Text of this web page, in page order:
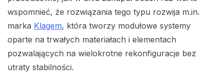
wspomnieć, że rozwiązania tego typu rozwija m.in.
marka Klagem, która tworzy modułowe systemy
oparte na trwałych materiałach i elementach
pozwalających na wielokrotne rekonfiguracje bez
utraty stabilności.